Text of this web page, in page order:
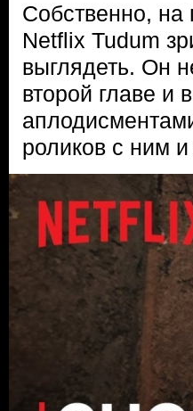
Собственно,
Netflix Tudum
выглядеть. Он
второй главе и
роликов с ним